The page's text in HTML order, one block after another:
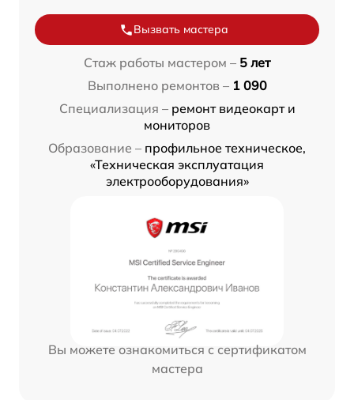
Вызвать мастера
Стаж работы мастером – 5 лет
Выполнено ремонтов – 1 090
Специализация – ремонт видеокарт и
мониторов
Образование – профильное техническое,
«Техническая эксплуатация
электрооборудования»
Вы можете ознакомиться с сертификатом
мастера